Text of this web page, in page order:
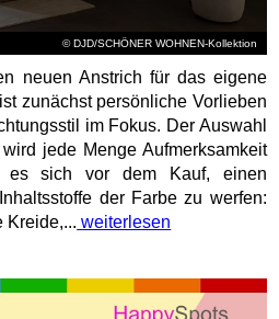
© DJD/SCHÖNER WOHNEN-Kollektion
neuen Anstrich für das eigene
zunächst persönliche Vorlieben
im Fokus. Der Auswahl
jede Menge Aufmerksamkeit
es sich vor dem Kauf, einen
der Farbe zu werfen:
Kreide,... weiterlesen